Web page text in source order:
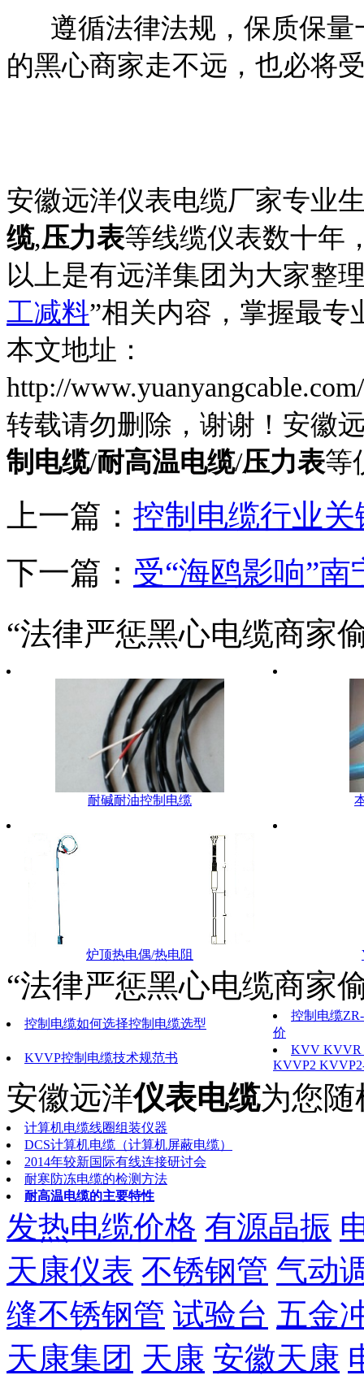
遵循法律法规，保质保量
的黑心商家走不远，也必将
安徽远洋仪表电缆厂家专业
缆,压力表等线缆仪表数十年
以上是有远洋集团为大家整
工减料”相关内容，掌握最专
本文地址：
http://
转载请勿删除，谢谢！安徽
制电缆/耐高温电缆/压力表等
上一篇： 控制电缆行业
下一篇： 受“海鸥影响”
“法律严惩黑心电缆商家
耐碱耐油控制电缆
炉顶热电偶/热电阻
“法律严惩黑心电缆商家
控制电缆如何选择控制电缆选型
控制电缆
价
KVVP控制电缆技术规范书
KVV KVVR
KVVP2
安徽远洋仪表电缆为您随
计算机电缆线圈组装仪器
DCS计算机电缆（计算机屏蔽电缆）
2014年较新国际有线连接研讨会
耐寒防冻电缆的检测方法
耐高温电缆的主要特性
发热电缆价格 有源晶振
天康仪表 不锈钢管 气动
缝不锈钢管 试验台 五金
天康集团 天康 安徽天康